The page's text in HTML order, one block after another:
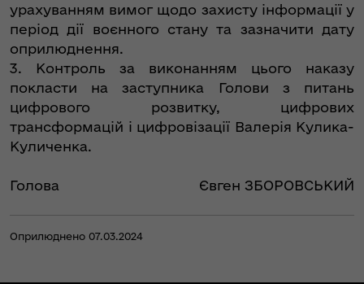
урахуванням вимог щодо захисту інформації у
період дії воєнного стану та зазначити дату
оприлюднення.
3. Контроль за виконанням цього наказу
покласти на заступника Голови з питань
цифрового розвитку, цифрових
трансформацій і цифровізації Валерія Кулика-
Куличенка.
Голова Євген ЗБОРОВСЬКИЙ
Оприлюднено 07.03.2024